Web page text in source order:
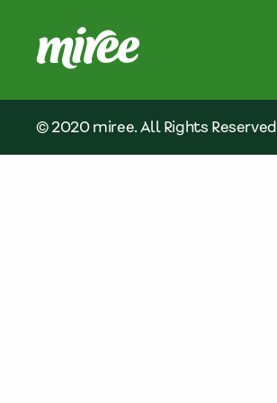
© 2020 miree. All Rights Reserved